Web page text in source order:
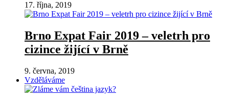
17. října, 2019
Brno Expat Fair 2019 – veletrh pro
cizince žijící v Brně
9. června, 2019
Vzděláváme